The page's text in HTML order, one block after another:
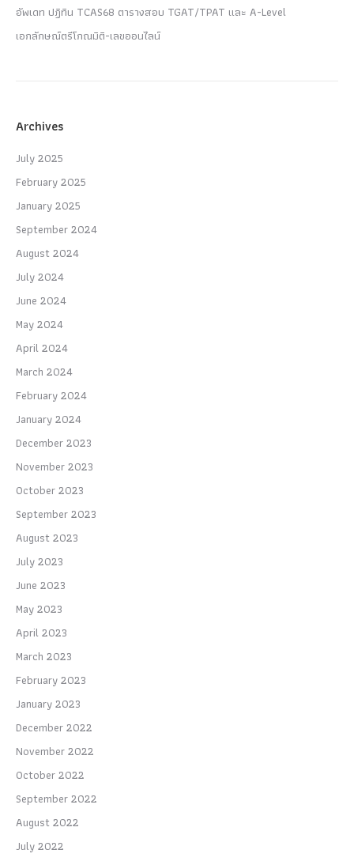
อัพเดท ปฏิทิน TCAS68 ตารางสอบ TGAT/TPAT และ A-Level
เอกลักษณ์ตรีโกณมิติ-เลขออนไลน์
Archives
July 2025
February 2025
January 2025
September 2024
August 2024
July 2024
June 2024
May 2024
April 2024
March 2024
February 2024
January 2024
December 2023
November 2023
October 2023
September 2023
August 2023
July 2023
June 2023
May 2023
April 2023
March 2023
February 2023
January 2023
December 2022
November 2022
October 2022
September 2022
August 2022
July 2022